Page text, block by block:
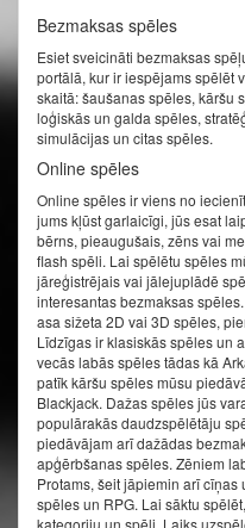
Bezmaksas spēles
Esiet sveicināti bezmaksas
portālā, kur ir iespējams spēlēt
skaitā: šaušanas spēles, kāršu
loģiskās un galda spēles,
simulācijas un citas spēles.
Online spēles
Online spēles ir viens no
jums kļūst garlaicīgi, jūs esat
bērns, pieaugušais, zēns vai
flash spēli. Lai spēlētu spēles
jāreģistrējais vai jālejuplādē
interesantas bezmaksas
asa sižeta 2D vai 3D spēles,
Līdzīgas ir klasiskās spēles un
vecās labās spēles tādas kā
patīk kāršu spēles mūsu
Blackjack. Dažas spēles jūs
populārakās daudzspēlētāju
piedāvājam arī dažādas
apģērbšanas spēles. Zēniem
Protams, šeit jāpiemin arī
spēles un RPG. Lai sāktu
kategoriju un spēli. Laiks